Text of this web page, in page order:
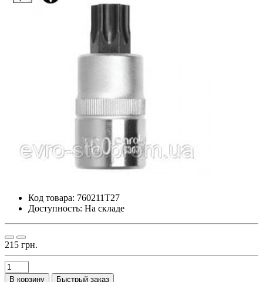
Код товара: 760211T27
Доступность: На складе
215 грн.
В корзину Быстрый заказ